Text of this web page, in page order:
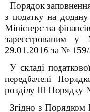
Порядок заповнення
з податку на додану
Міністерства
зареєстрованим у
29.01.2016 за №
У складі
передбачені
розділу III Порядку
Згідно з